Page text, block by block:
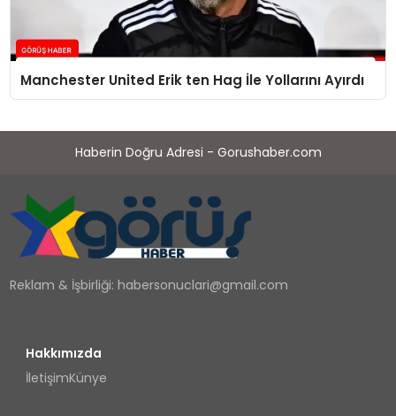
Manchester United Erik ten Hag İle Yollarını Ayırdı
Haberin Doğru Adresi - Gorushaber.com
Reklam & İşbirliği:habersonuclari@gmail.com
Hakkımızda
İletişimKünye